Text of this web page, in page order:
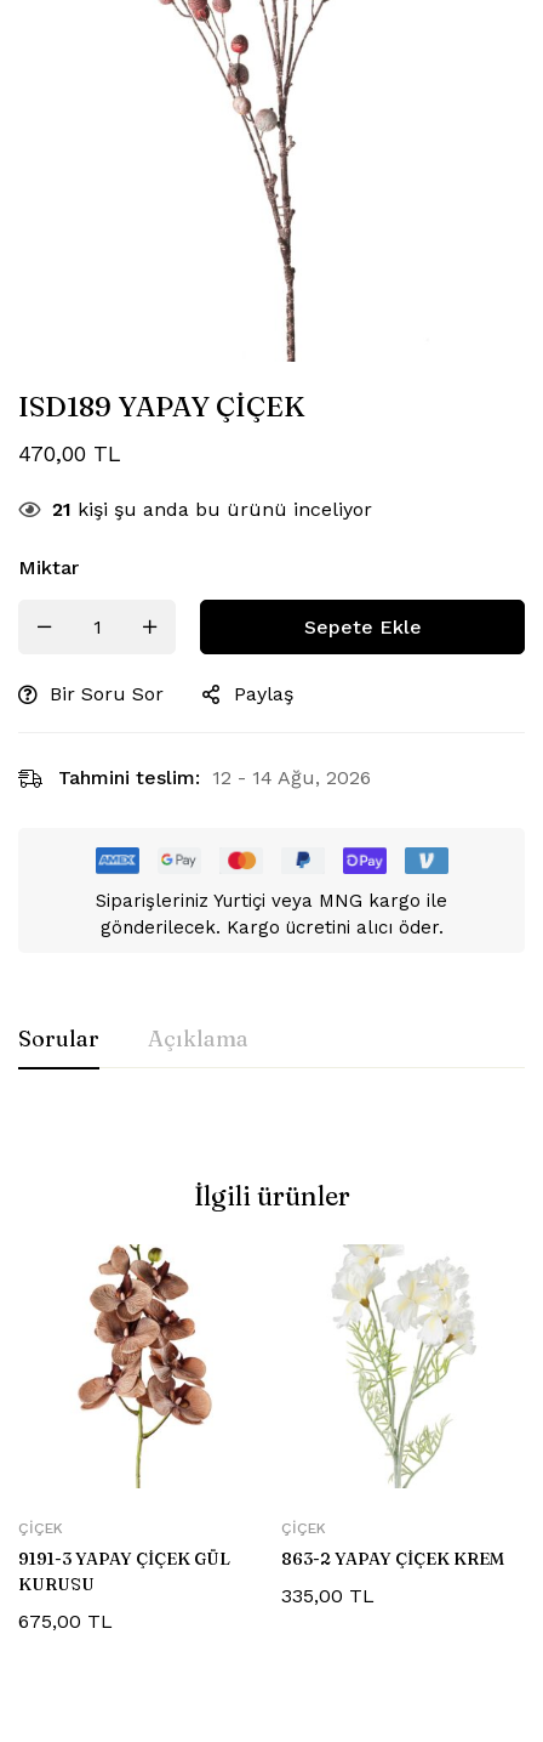
ISD189 YAPAY ÇİÇEK
470,00 TL
21 kişi şu anda bu ürünü inceliyor
Miktar
Sepete Ekle
Bir Soru Sor Paylaş
Tahmini teslim: 12 - 14 Ağu, 2026
Siparişleriniz Yurtiçi veya MNG kargo ile
gönderilecek. Kargo ücretini alıcı öder.
Sorular Açıklama
İlgili ürünler
ÇIÇEK
9191-3 YAPAY ÇİÇEK GÜL
KURUSU
675,00 TL
ÇIÇEK
863-2 YAPAY ÇİÇEK KREM
335,00 TL